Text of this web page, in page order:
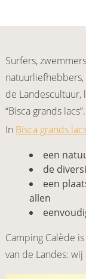
Surfers,
de Landescultuur,
“Bisca grands lacs”.
In Bisca grands
een
de
een
allen
Camping Calède
van de Landes: